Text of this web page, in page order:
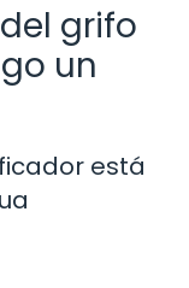
grifo
un
está